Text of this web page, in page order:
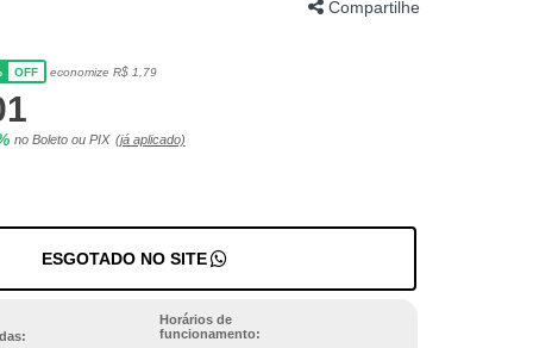
Compartilhe
OFF economize R$ 1,79
no Boleto ou PIX (já aplicado)
ESGOTADO NO SITE
Horários de
funcionamento: